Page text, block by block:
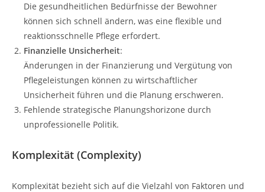
Die gesundheitlichen Bedürfnisse der Bewohner
können sich schnell ändern, was eine flexible und
reaktionsschnelle Pflege erfordert.
Finanzielle Unsicherheit:
Änderungen in der Finanzierung und Vergütung von
Pflegeleistungen können zu wirtschaftlicher
Unsicherheit führen und die Planung erschweren.
Fehlende strategische Planungshorizone durch
unprofessionelle Politik.
Komplexität (Complexity)
Komplexität bezieht sich auf die Vielzahl von Faktoren und